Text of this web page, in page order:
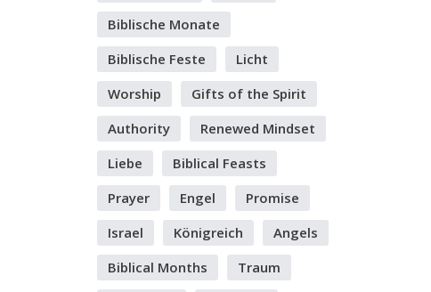
Biblische Monate
Biblische Feste
Licht
Worship
Gifts of the Spirit
Authority
Renewed Mindset
Liebe
Biblical Feasts
Prayer
Engel
Promise
Israel
Königreich
Angels
Biblical Months
Traum